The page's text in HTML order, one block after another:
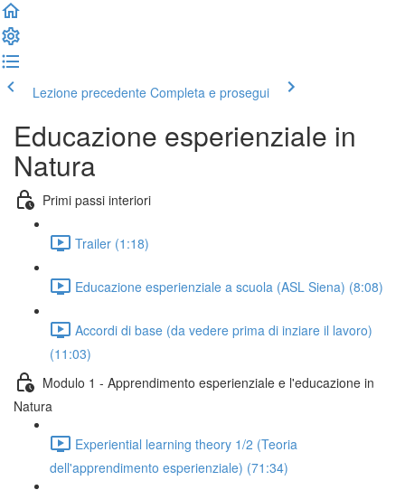
Lezione precedente Completa e prosegui
Educazione esperienziale in
Natura
Primi passi interiori
Trailer (1:18)
Educazione esperienziale a scuola (ASL Siena) (8:08)
Accordi di base (da vedere prima di inziare il lavoro)
(11:03)
Modulo 1 - Apprendimento esperienziale e l'educazione in
Natura
Experiential learning theory 1/2 (Teoria
dell'apprendimento esperienziale) (71:34)